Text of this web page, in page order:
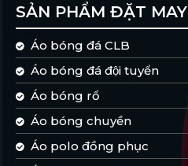
SẢN PHẨM ĐẶT MAY
Áo bóng đá CLB
Áo bóng đá đội tuyển
Áo bóng rổ
Áo bóng chuyền
Áo polo đồng phục